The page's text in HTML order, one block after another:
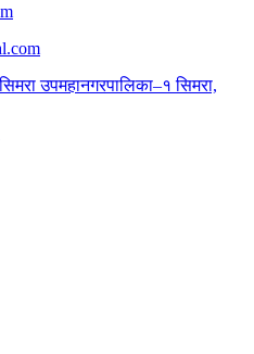
उपमहानगरपालिका–१ सिमरा,